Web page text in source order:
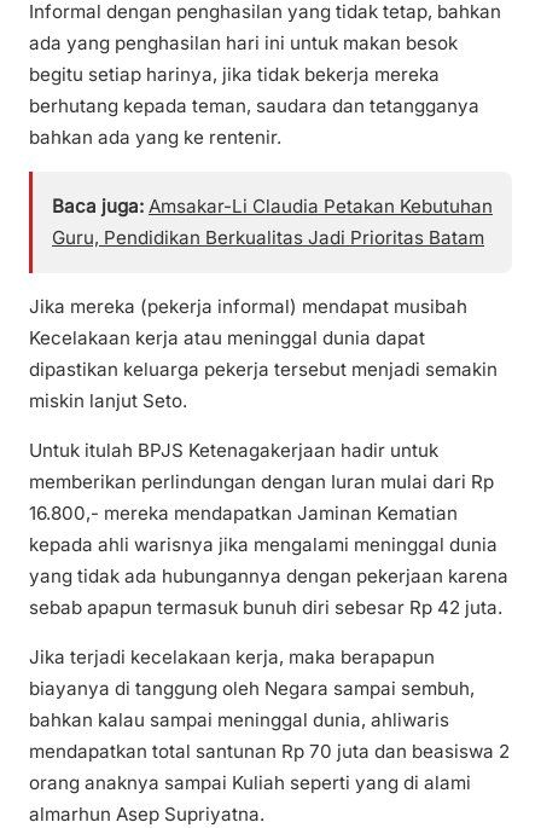
Informal dengan penghasilan yang tidak tetap, bahkan
ada yang penghasilan hari ini untuk makan besok
begitu setiap harinya, jika tidak bekerja mereka
berhutang kepada teman, saudara dan tetangganya
bahkan ada yang ke rentenir.
Baca juga: Amsakar-Li Claudia Petakan Kebutuhan
Guru, Pendidikan Berkualitas Jadi Prioritas Batam
Jika mereka (pekerja informal) mendapat musibah
Kecelakaan kerja atau meninggal dunia dapat
dipastikan keluarga pekerja tersebut menjadi semakin
miskin lanjut Seto.
Untuk itulah BPJS Ketenagakerjaan hadir untuk
memberikan perlindungan dengan Iuran mulai dari Rp
16.800,- mereka mendapatkan Jaminan Kematian
kepada ahli warisnya jika mengalami meninggal dunia
yang tidak ada hubungannya dengan pekerjaan karena
sebab apapun termasuk bunuh diri sebesar Rp 42 juta.
Jika terjadi kecelakaan kerja, maka berapapun
biayanya di tanggung oleh Negara sampai sembuh,
bahkan kalau sampai meninggal dunia, ahliwaris
mendapatkan total santunan Rp 70 juta dan beasiswa 2
orang anaknya sampai Kuliah seperti yang di alami
almarhun Asep Supriyatna.